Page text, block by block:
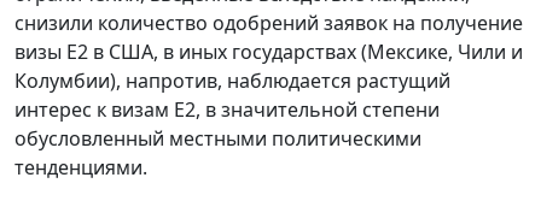
снизили количество одобрений заявок на получение
визы E2 в США, в иных государствах (Мексике, Чили и
Колумбии), напротив, наблюдается растущий
интерес к визам E2, в значительной степени
обусловленный местными политическими
тенденциями.